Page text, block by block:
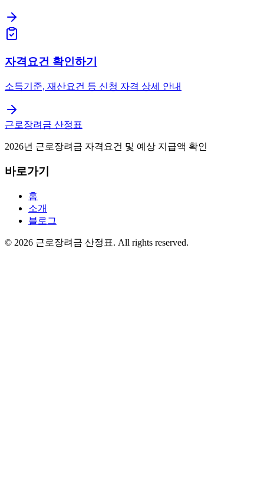
자격요건 확인하기
소득기준, 재산요건 등 신청 자격 상세 안내
근로장려금 산정표
2026년 근로장려금 자격요건 및 예상 지급액 확인
바로가기
홈
소개
블로그
© 2026 근로장려금 산정표. All rights reserved.